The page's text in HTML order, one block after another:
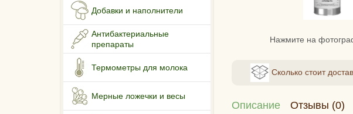
Добавки и наполнители
Антибактериальные
препараты
Термометры для молока
Мерные ложечки и весы
Нажмите на
Сколько стоит
Описание Отзывы (0)